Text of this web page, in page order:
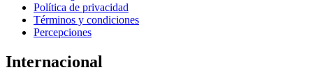
Política de privacidad
Términos y condiciones
Percepciones
Internacional